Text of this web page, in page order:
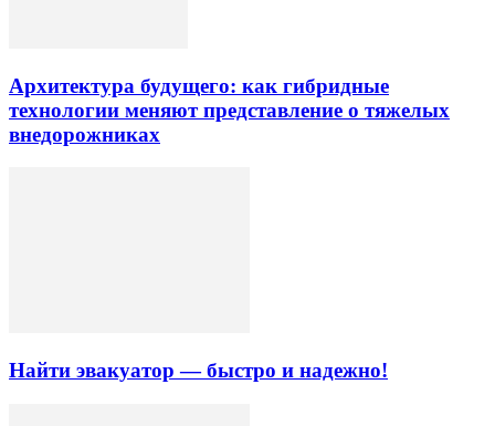
Архитектура будущего: как гибридные
технологии меняют представление о тяжелых
внедорожниках
Найти эвакуатор — быстро и надежно!